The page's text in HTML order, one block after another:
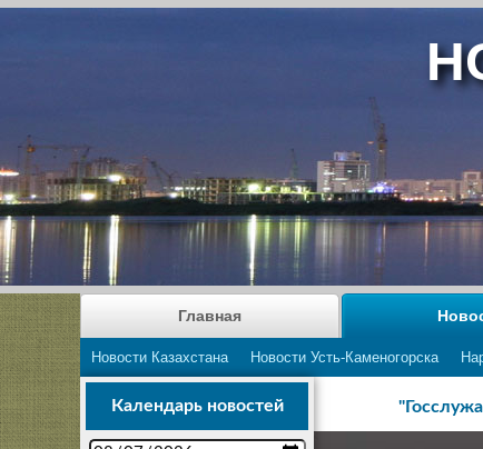
Главная
Новости Казахстана Новости Усть-Каменогорска
Календарь новостей